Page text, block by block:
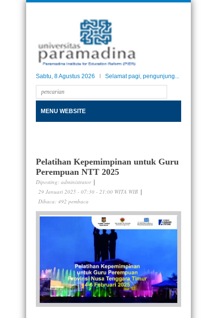
Sabtu, 8 Agustus 2026 I Selamat pagi, pengunjung...
MENU WEBSITE
Pelatihan Kepemimpinan untuk Guru
Perempuan NTT 2025
Diposting: administrator |
29 Januari 2025 - 07:30 - 21:00 WITA WIB |
Dibaca: 492 pembaca